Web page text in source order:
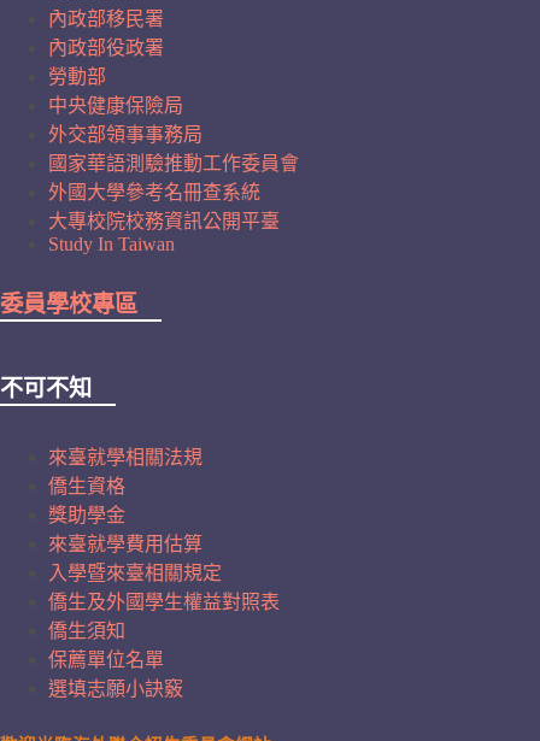
內政部移民署
內政部役政署
勞動部
中央健康保險局
外交部領事事務局
國家華語測驗推動工作委員會
外國大學參考名冊查系統
大專校院校務資訊公開平臺
Study In Taiwan
委員學校專區
不可不知
來臺就學相關法規
僑生資格
獎助學金
來臺就學費用估算
入學暨來臺相關規定
僑生及外國學生權益對照表
僑生須知
保薦單位名單
選填志願小訣竅